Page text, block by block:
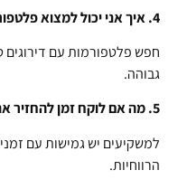
4. איך אני יכול למצוא פלטפורמת P2P טובה?
חפש פלטפורמות עם דירוגים
גבוהה.
5. מה אם לוקח זמן להחזיר את ההשקעה?
למשקיעים יש גמישות עם
הרווחיות.